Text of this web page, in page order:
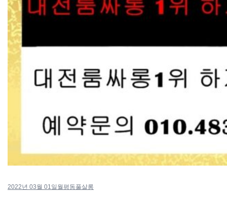
2022년 03월 01일 월평동풀살롱